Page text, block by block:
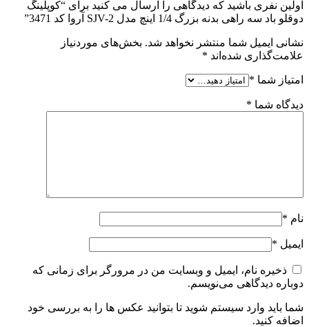
اولین نفری باشید که دیدگاهی را ارسال می کنید برای “کوپلینگ
دوقلو باد سه راهی بدنه بزرگ 1/4 اینچ مدل SJV-2 آروا کد 3471”
نشانی ایمیل شما منتشر نخواهد شد. بخش‌های موردنیاز
علامت‌گذاری شده‌اند *
امتیاز شما *
دیدگاه شما *
نام *
ایمیل *
ذخیره نام، ایمیل و وبسایت من در مرورگر برای زمانی که
دوباره دیدگاهی می‌نویسم.
شما باید وارد سیستم شوید تا بتوانید عکس ها را به بررسی خود
اضافه کنید.